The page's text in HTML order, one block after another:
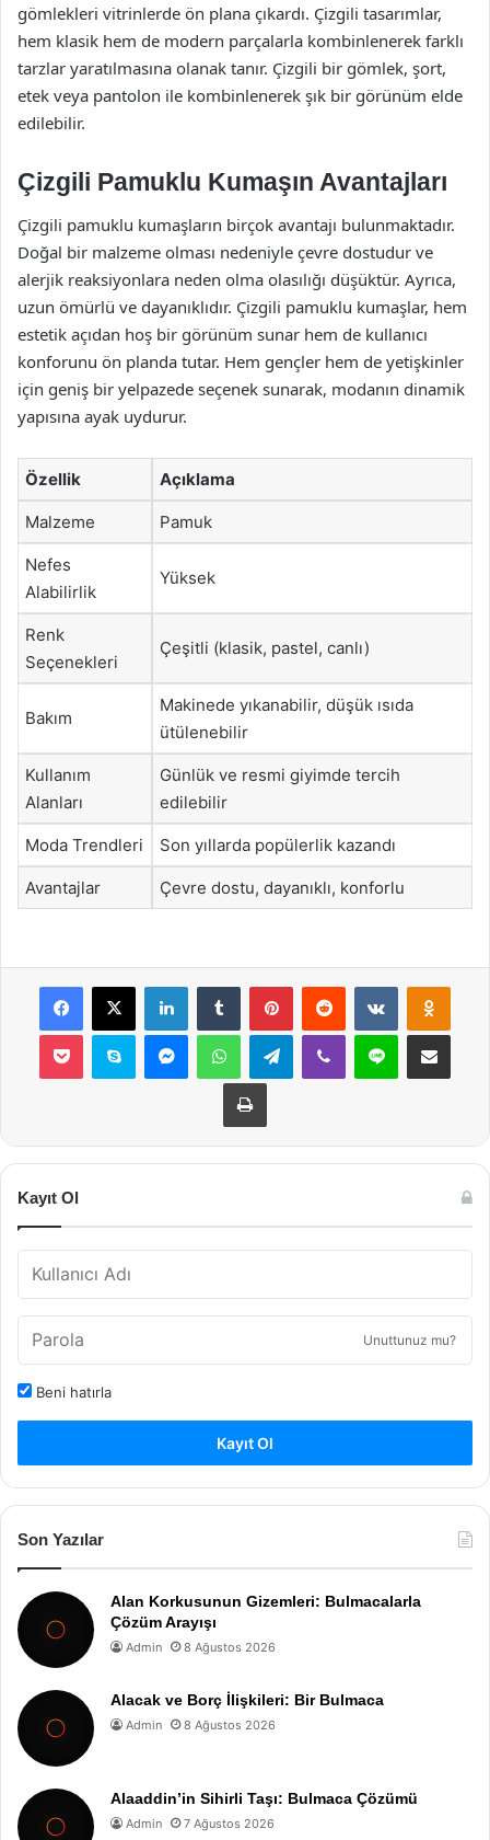
gömlekleri vitrinlerde ön plana çıkardı. Çizgili tasarımlar,
hem klasik hem de modern parçalarla kombinlenerek farklı
tarzlar yaratılmasına olanak tanır. Çizgili bir gömlek, şort,
etek veya pantolon ile kombinlenerek şık bir görünüm elde
edilebilir.
Çizgili Pamuklu Kumaşın Avantajları
Çizgili pamuklu kumaşların birçok avantajı bulunmaktadır.
Doğal bir malzeme olması nedeniyle çevre dostudur ve
alerjik reaksiyonlara neden olma olasılığı düşüktür. Ayrıca,
uzun ömürlü ve dayanıklıdır. Çizgili pamuklu kumaşlar, hem
estetik açıdan hoş bir görünüm sunar hem de kullanıcı
konforunu ön planda tutar. Hem gençler hem de yetişkinler
için geniş bir yelpazede seçenek sunarak, modanın dinamik
yapısına ayak uydurur.
Özellik Açıklama
Malzeme Pamuk
Nefes
Alabilirlik
Yüksek
Renk
Seçenekleri
Çeşitli (klasik, pastel, canlı)
Bakım
Makinede yıkanabilir, düşük ısıda
ütülenebilir
Kullanım
Alanları
Günlük ve resmi giyimde tercih
edilebilir
Moda Trendleri Son yıllarda popülerlik kazandı
Avantajlar Çevre dostu, dayanıklı, konforlu
Facebook
X LinkedInTumblr PinterestReddit VKontakte
Pocket Skype MessengerWhatsAppTelegramViber Line E-Posta ile
Yazdır
Kayıt Ol
Unuttunuz mu?
Beni hatırla
Kayıt Ol
Son Yazılar
Alan Korkusunun Gizemleri: Bulmacalarla
Çözüm Arayışı
Admin 8 Ağustos 2026
Alacak ve Borç İlişkileri: Bir Bulmaca
Admin 8 Ağustos 2026
Alaaddin’in Sihirli Taşı: Bulmaca Çözümü
Admin 7 Ağustos 2026